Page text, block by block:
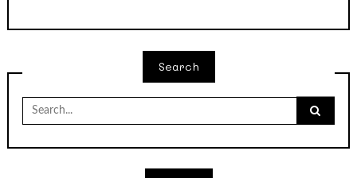
Search
Search
for: